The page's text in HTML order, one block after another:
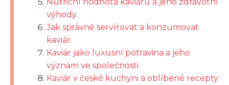
výhody.
Jak správně servírovat a konzumovat
kaviár.
Kaviár jako luxusní potravina a jeho
význam ve společnosti.
Kaviár v české kuchyni a oblíbené recepty